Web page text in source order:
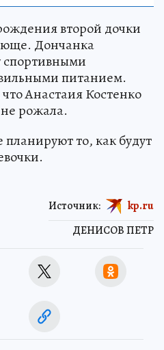
второй дочки
Дончанка
спортивными
питанием.
Анастаия Костенко
рожала.
то, как будут
ДЕНИСОВ ПЕТР
Источник: kp.ru